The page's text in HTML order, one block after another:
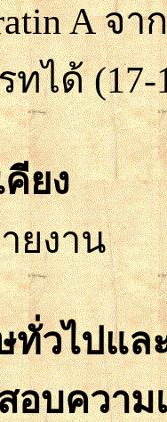
Aจา
ทได้(17-
ยง
งาน
ทั่วไปแ
อบความ